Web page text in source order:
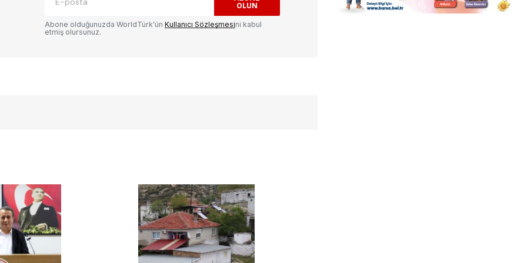
OLUN
Abone olduğunuzda WorldTürk'ün Kullanıcı Sözleşmesini kabul
etmiş olursunuz.